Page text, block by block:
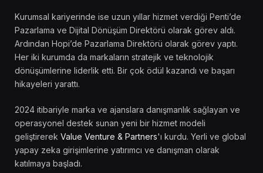
Kurumsal kariyerinde ise uzun yıllar hizmet verdiği Penti’de
Pazarlama ve Dijital Dönüşüm Direktörü olarak görev aldı.
Ardından Hopi’de Pazarlama Direktörü olarak görev yaptı.
Her iki kurumda da markaların stratejik ve teknolojik
dönüşümlerine liderlik etti. Bir çok ödül kazandı ve başarı
hikayeleri yarattı.
2024 itibariyle marka ve ajanslara danışmanlık sağlayan ve
operasyonel destek sunan yeni bir hizmet modeli
geliştirerek Value Venture & Partners'ı kurdu. Yerli ve global
yapay zeka girişimlerine yatırımcı ve danışman olarak
katılmaya başladı.